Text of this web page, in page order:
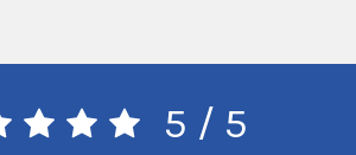
5 / 5